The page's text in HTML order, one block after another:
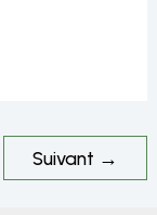
Suivant →